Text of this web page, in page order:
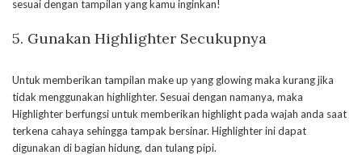
sesuai dengan tampilan yang kamu inginkan!
5. Gunakan Highlighter Secukupnya
Untuk memberikan tampilan make up yang glowing maka kurang jika
tidak menggunakan highlighter. Sesuai dengan namanya, maka
Highlighter berfungsi untuk memberikan highlight pada wajah anda saat
terkena cahaya sehingga tampak bersinar. Highlighter ini dapat
digunakan di bagian hidung, dan tulang pipi.